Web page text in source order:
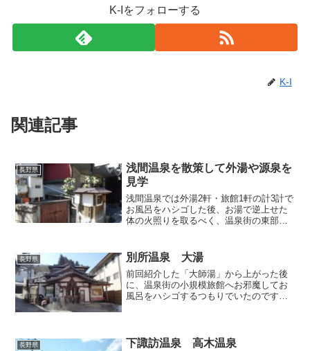
K-Iをフォローする
K-I
関連記事
長野県
浅間温泉を散策して外湯や源泉を
見学
浅間温泉では外湯2軒・旅館1軒の計3計で
お風呂をハシゴした後、お湯で逆上せた
体の火照りを取るべく、温泉街の東部
私のような外来者には入ることのできな
い外湯の一部を見学する...
長野県 別所温泉 大湯
前回紹介した「大師湯」から上がった後
に、温泉街の小規模旅館へお邪魔してお
風呂をハシゴするつもりでいたのです
もう一っ風呂浴びたかったの...
長野県 下諏訪温泉 高木温泉